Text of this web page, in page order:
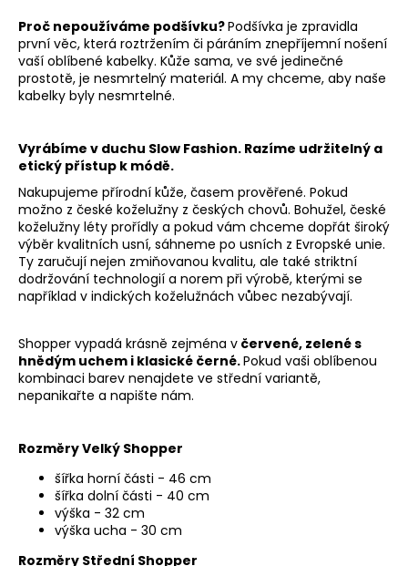
Proč nepoužíváme podšívku?Podšívka je zpravidla
první věc, která roztržením či páráním znepříjemní nošení
vaší oblíbené kabelky. Kůže sama, ve své jedinečné
prostotě, je nesmrtelný materiál. A my chceme, aby naše
kabelky byly nesmrtelné.
Vyrábíme v duchu Slow Fashion. Razíme udržitelný a
etický přístup k módě.
Nakupujeme přírodní kůže, časem prověřené. Pokud
možno z české koželužny z českých chovů. Bohužel, české
koželužny léty prořídly a pokud vám chceme dopřát široký
výběr kvalitních usní, sáhneme po usních z Evropské unie.
Ty zaručují nejen zmiňovanou kvalitu, ale také striktní
dodržování technologií a norem při výrobě, kterými se
například v indických koželužnách vůbec nezabývají.
Shopper vypadá krásně zejména v červené, zelené s
hnědým uchem i klasické černé.Pokud vaši oblíbenou
kombinaci barev nenajdete ve střední variantě,
nepanikařte a napište nám.
Rozměry Velký Shopper
šířka horní části - 46 cm
šířka dolní části - 40 cm
výška - 32 cm
výška ucha - 30 cm
Rozměry Střední Shopper